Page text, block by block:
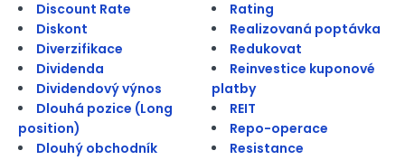
Discount Rate
Diskont
Diverzifikace
Dividenda
Dividendový výnos
Dlouhá pozice (Long
position)
Dlouhý obchodník
Rating
Realizovaná poptávka
Redukovat
Reinvestice kuponové
platby
REIT
Repo-operace
Resistance